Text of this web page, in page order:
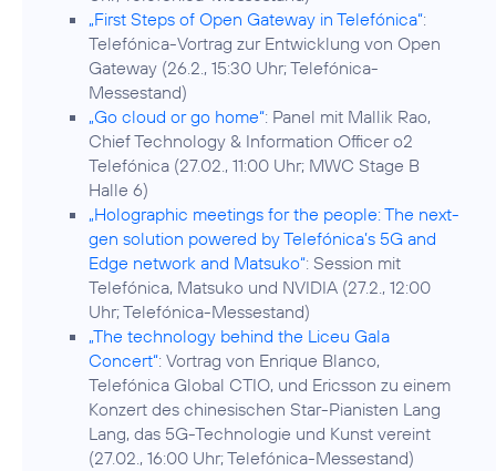
„First Steps of Open Gateway in Telefónica“:
Telefónica-Vortrag zur Entwicklung von Open
Gateway (26.2., 15:30 Uhr; Telefónica-
Messestand)
„Go cloud or go home“: Panel mit Mallik Rao,
Chief Technology & Information Officer o2
Telefónica (27.02., 11:00 Uhr; MWC Stage B
Halle 6)
„Holographic meetings for the people: The next-
gen solution powered by Telefónica’s 5G and
Edge network and Matsuko“: Session mit
Telefónica, Matsuko und NVIDIA (27.2., 12:00
Uhr; Telefónica-Messestand)
„The technology behind the Liceu Gala
Concert“: Vortrag von Enrique Blanco,
Telefónica Global CTIO, und Ericsson zu einem
Konzert des chinesischen Star-Pianisten Lang
Lang, das 5G-Technologie und Kunst vereint
(27.02., 16:00 Uhr; Telefónica-Messestand)